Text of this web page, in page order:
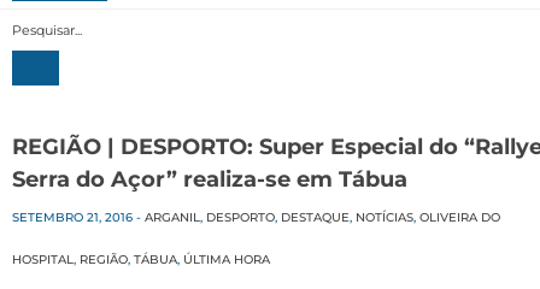
REGIÃO | DESPORTO: Super Especial do
Serra do Açor” realiza-se em Tábua
SETEMBRO 21, 2016 - ARGANIL, DESPORTO, DESTAQUE, NOTÍCIAS, OLIVEIRA DO
HOSPITAL, REGIÃO, TÁBUA, ÚLTIMA HORA